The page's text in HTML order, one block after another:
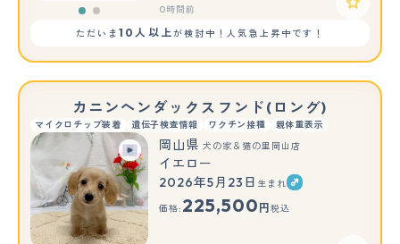
0時間前
ただいま10人以上が検討中！人気急上昇中です！
カニンヘンダックスフンド(ロング)
マイクロチップ装着 遺伝子検査情報 ワクチン接種 親体重表示
岡山県 犬の家＆猫の里岡山店
イエロー
2026年5月23日 生まれ
価格: 225,500 円 税込